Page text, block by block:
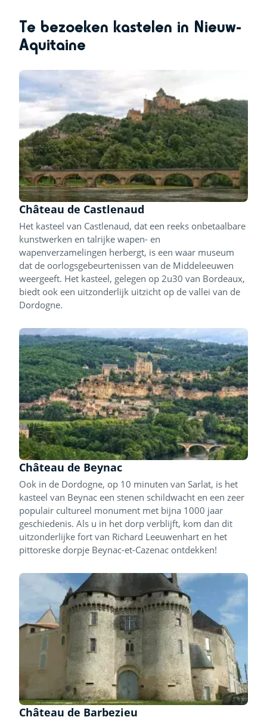
Te bezoeken kastelen in Nieuw-
Aquitaine
Château de Castlenaud
Het kasteel van Castlenaud, dat een reeks onbetaalbare
kunstwerken en talrijke wapen- en
wapenverzamelingen herbergt, is een waar museum
dat de oorlogsgebeurtenissen van de Middeleeuwen
weergeeft. Het kasteel, gelegen op 2u30 van Bordeaux,
biedt ook een uitzonderlijk uitzicht op de vallei van de
Dordogne.
Château de Beynac
Ook in de Dordogne, op 10 minuten van Sarlat, is het
kasteel van Beynac een stenen schildwacht en een zeer
populair cultureel monument met bijna 1000 jaar
geschiedenis. Als u in het dorp verblijft, kom dan dit
uitzonderlijke fort van Richard Leeuwenhart en het
pittoreske dorpje Beynac-et-Cazenac ontdekken!
Château de Barbezieu